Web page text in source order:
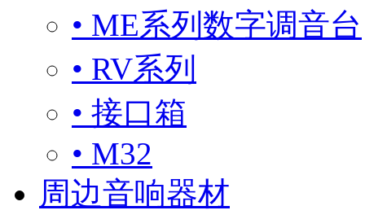
• ME系列数字调音台
• RV系列
• 接口箱
• M32
周边音响器材